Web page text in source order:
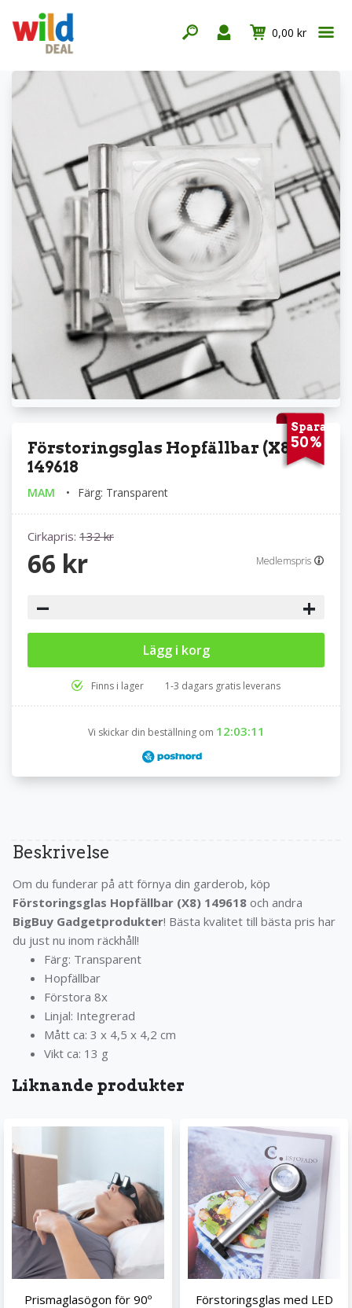
0,00 kr
Spara
50%
Förstoringsglas Hopfällbar (X8)
149618
MAM Färg: Transparent
Cirkapris: 132 kr
Medlemspris
66 kr
− +
Lägg i korg
Finns i lager 1-3 dagars gratis leverans
Vi skickar din beställning om 12:03:11
Beskrivelse
Om du funderar på att förnya din garderob, köp
Förstoringsglas Hopfällbar (X8) 149618 och andra
BigBuy Gadgetprodukter! Bästa kvalitet till bästa pris har
du just nu inom räckhåll!
Färg: Transparent
Hopfällbar
Förstora 8x
Linjal: Integrerad
Mått ca: 3 x 4,5 x 4,2 cm
Vikt ca: 13 g
Liknande produkter
Prismaglasögon för 90º
Förstoringsglas med LED